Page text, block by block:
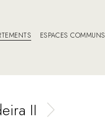
ESPACES COMMUNS
II